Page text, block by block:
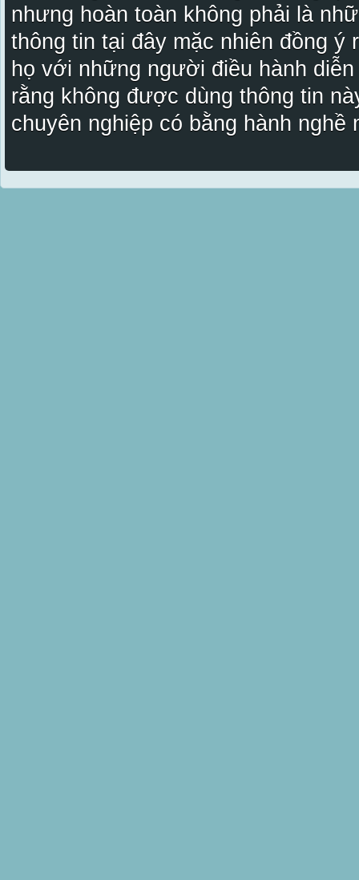
nhưng hoàn toàn không phải là
thông tin tại đây mặc nhiên đồng ý
họ với những người điều hành
rằng không được dùng thông tin
chuyên nghiệp có bằng hành